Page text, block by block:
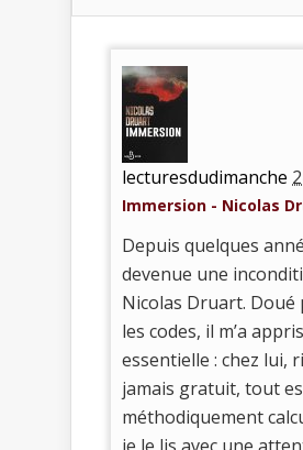
lecturesdudimanche
Immersion - Nicolas
Depuis quelques
devenue une
Nicolas Druart.
les codes, il m’a
essentielle : chez lui,
jamais gratuit, tout
méthodiquement